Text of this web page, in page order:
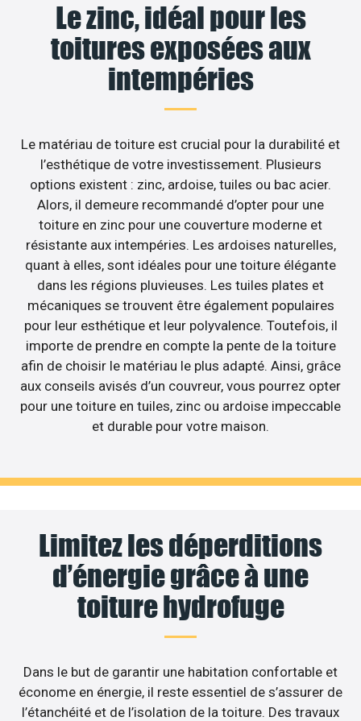
Le zinc, idéal pour les
toitures exposées aux
intempéries
Le matériau de toiture est crucial pour la durabilité et
l’esthétique de votre investissement. Plusieurs
options existent : zinc, ardoise, tuiles ou bac acier.
Alors, il demeure recommandé d’opter pour une
toiture en zinc pour une couverture moderne et
résistante aux intempéries. Les ardoises naturelles,
quant à elles, sont idéales pour une toiture élégante
dans les régions pluvieuses. Les tuiles plates et
mécaniques se trouvent être également populaires
pour leur esthétique et leur polyvalence. Toutefois, il
importe de prendre en compte la pente de la toiture
afin de choisir le matériau le plus adapté. Ainsi, grâce
aux conseils avisés d’un couvreur, vous pourrez opter
pour une toiture en tuiles, zinc ou ardoise impeccable
et durable pour votre maison.
Limitez les déperditions
d’énergie grâce à une
toiture hydrofuge
Dans le but de garantir une habitation confortable et
économe en énergie, il reste essentiel de s’assurer de
l’étanchéité et de l’isolation de la toiture. Des travaux